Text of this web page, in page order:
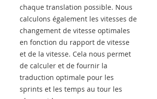
chaque translation possible. Nous
calculons également les vitesses de
changement de vitesse optimales
en fonction du rapport de vitesse
et de la vitesse. Cela nous permet
de calculer et de fournir la
traduction optimale pour les
sprints et les temps au tour les